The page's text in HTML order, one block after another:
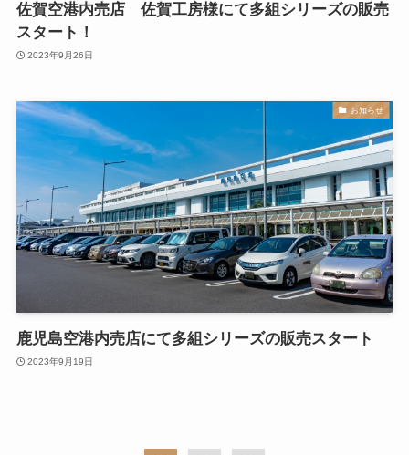
佐賀空港内売店 佐賀工房様にて多組シリーズの販売
スタート！
2023年9月26日
お知らせ
鹿児島空港内売店にて多組シリーズの販売スタート
2023年9月19日